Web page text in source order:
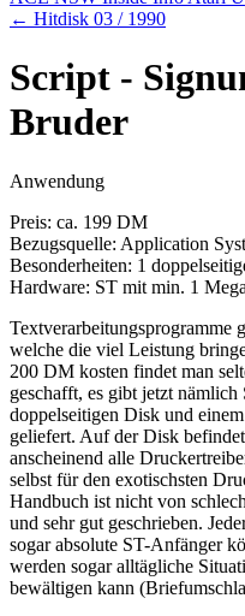
← Hitdisk 03 / 1990
Script -
Bruder
Anwendung
Preis: ca. 199 DM
Bezugsquelle: Application
Besonderheiten: 1
Hardware: ST mit min. 1
Textverarbeitungsprogramme
welche die viel Leistung
200 DM kosten findet man
geschafft, es gibt jetzt
doppelseitigen Disk und
geliefert. Auf der Disk
anscheinend alle
selbst für den exotischsten
Handbuch ist nicht von
und sehr gut geschrieben.
sogar absolute ST-Anfänger
werden sogar alltägliche
bewältigen kann